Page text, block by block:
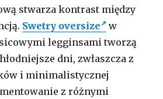
stwarza kontrast między
Swetry oversize
w
legginsami tworzą
dni, zwłaszcza z
i minimalistycznej
z różnymi